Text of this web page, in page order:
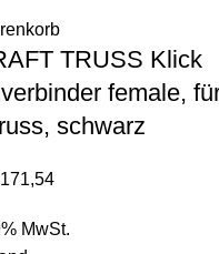
TRUSS Klick
female,
schwarz
171,54
MwSt.